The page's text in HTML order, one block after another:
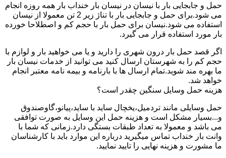
حمل و جابجایی بار با نیسان در نیسان بار خنداب بار همه روزه انجام
می شود.برای حمل و جابجایی بار با تناژ زیر 2 تن معمولا از نیسان
استفاده می شود.نیسان برای حمل بار با حجم کم و اصطلاحا خورده
بار مورد استفاده قرار می گیرد.
اگر قصد حمل بار درون شهری را دارید و یا می خواهید بار و لوازم با
حجم کم را به شهرستان ارسال کنید می توانید از خدمات نیسان بار
ما بهره مند شوید.تمام ارسال ها با بارنامه و بیمه نامه معتبر انجام
خواهد شد.
هزینه حمل وسایل سنگین چقدر است؟
حمل وسایلی مانند تردمیل،یخچال ساید با ساید،پیانو،گاوصندوق
و...بسیار مشکل است و هزینه حمل این وسایل به صورت توافقی
می باشد و معمولا به تعداد طبقات بستگی دارد.زمانی که شما با
وانت بار خنداب تماس میگیرید درباره این موارد باید با کارشناسان
ما مشورت و هزینه نهایی را تایید نمایید.